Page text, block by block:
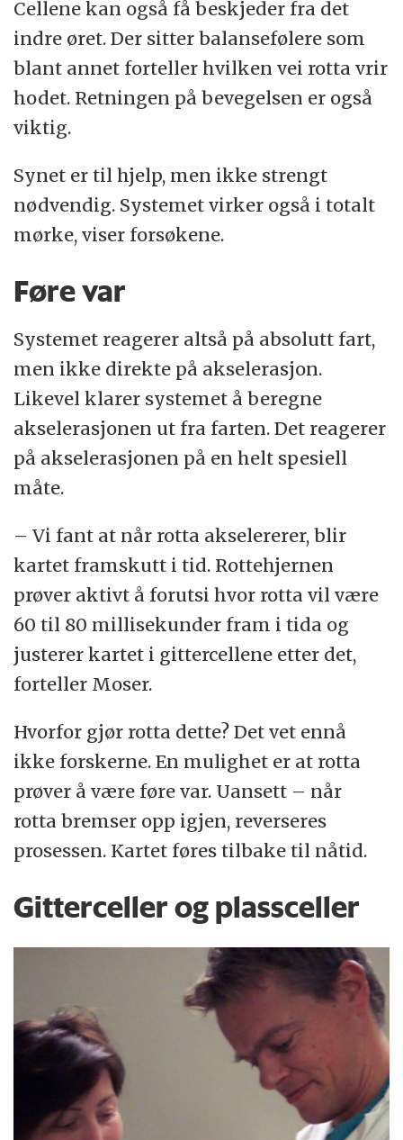
Cellene kan også få beskjeder fra det
indre øret. Der sitter balansefølere som
blant annet forteller hvilken vei rotta vrir
hodet. Retningen på bevegelsen er også
viktig.
Synet er til hjelp, men ikke strengt
nødvendig. Systemet virker også i totalt
mørke, viser forsøkene.
Føre var
Systemet reagerer altså på absolutt fart,
men ikke direkte på akselerasjon.
Likevel klarer systemet å beregne
akselerasjonen ut fra farten. Det reagerer
på akselerasjonen på en helt spesiell
måte.
– Vi fant at når rotta akselererer, blir
kartet framskutt i tid. Rottehjernen
prøver aktivt å forutsi hvor rotta vil være
60 til 80 millisekunder fram i tida og
justerer kartet i gittercellene etter det,
forteller Moser.
Hvorfor gjør rotta dette? Det vet ennå
ikke forskerne. En mulighet er at rotta
prøver å være føre var. Uansett – når
rotta bremser opp igjen, reverseres
prosessen. Kartet føres tilbake til nåtid.
Gitterceller og plassceller